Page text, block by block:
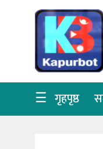
समाचार
राजनीति
समाज
☰ गृहपृष्ठ